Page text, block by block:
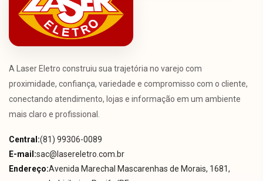
A Laser Eletro construiu sua trajetória no varejo com
proximidade, confiança, variedade e compromisso com o cliente,
conectando atendimento, lojas e informação em um ambiente
mais claro e profissional.
Central:(81) 99306-0089
E-mail:sac@lasereletro.com.br
Endereço:Avenida Marechal Mascarenhas de Morais, 1681,